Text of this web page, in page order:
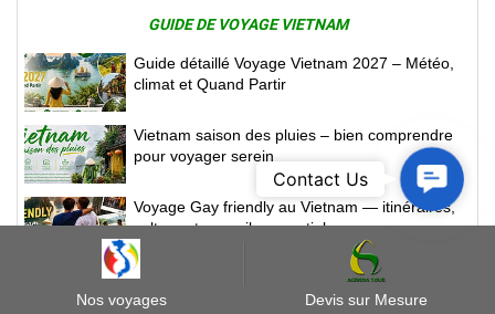
GUIDE DE VOYAGE VIETNAM
Guide détaillé Voyage Vietnam 2027 – Météo,
climat et Quand Partir
Vietnam saison des pluies – bien comprendre
pour voyager serein
Voyage Gay friendly au Vietnam — itinéraires,
culture et conseils essentiels
Déclaration sanitaire au Vietnam à partir de
juillet 2026
Nos voyages Devis sur Mesure
Contact
Contact Us